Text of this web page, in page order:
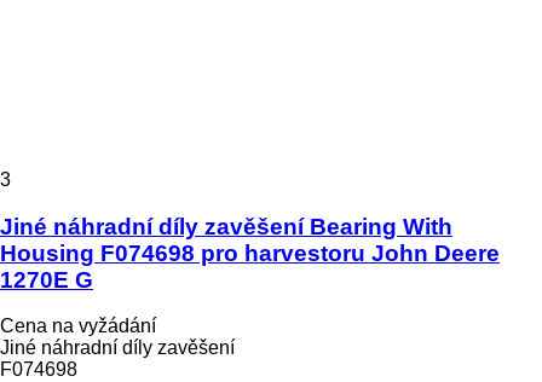
3
Jiné náhradní díly zavěšení Bearing With
Housing F074698 pro harvestoru John Deere
1270E G
Cena na vyžádání
Jiné náhradní díly zavěšení
F074698